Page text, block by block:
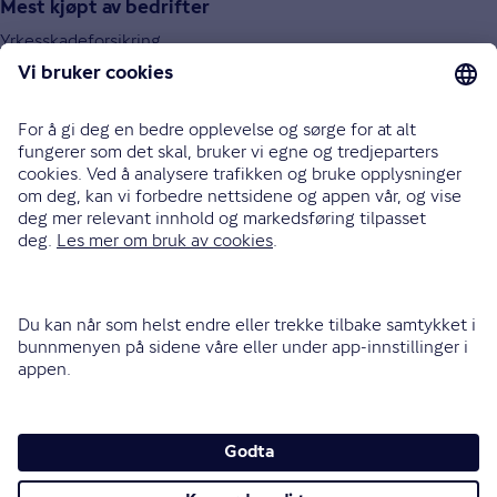
Mest kjøpt av bedrifter
Yrkesskadeforsikring
Obligatorisk tjenestepensjon (OTP)
Bilforsikring for bedrifter
Ansvarsforsikring
Reiseforsikring for bedrifter
Eiendelsforsikring
Innskuddspensjon
915 03 100
LinkedIn
Facebook
Informasjonskapsler (cookies)
Personvern og sikkerhet
Vilkår for bruk av nettsidene